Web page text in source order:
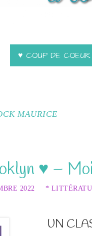
♥ COUP DE
MAURICE
♥ –
2022 *
UN